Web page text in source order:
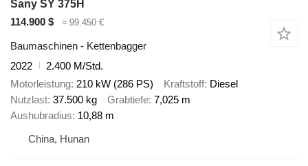
Sany SY 375H
114.900 $
≈ 99.450 €
Baumaschinen - Kettenbagger
2022
2.400 M/Std.
Motorleistung 210 kW (286 PS) Kraftstoff Diesel
Nutzlast 37.500 kg Grabtiefe 7,025 m
Aushubradius 10,88 m
China, Hunan